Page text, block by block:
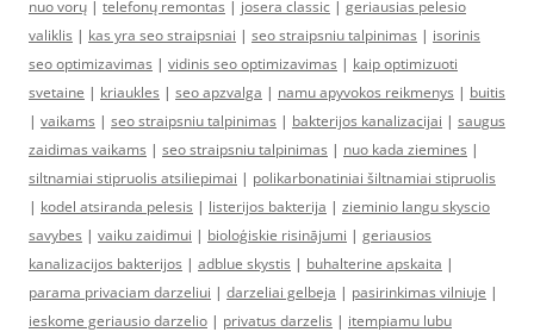
nuo vorų | telefonų remontas | josera classic | geriausias pelesio
valiklis | kas yra seo straipsniai | seo straipsniu talpinimas | isorinis
seo optimizavimas | vidinis seo optimizavimas | kaip optimizuoti
svetaine | kriaukles | seo apzvalga | namu apyvokos reikmenys | buitis
| vaikams | seo straipsniu talpinimas | bakterijos kanalizacijai | saugus
zaidimas vaikams | seo straipsniu talpinimas | nuo kada ziemines |
siltnamiai stipruolis atsiliepimai | polikarbonatiniai šiltnamiai stipruolis
| kodel atsiranda pelesis | listerijos bakterija | zieminio langu skyscio
savybes | vaiku zaidimui | bioloģiskie risinājumi | geriausios
kanalizacijos bakterijos | adblue skystis | buhalterine apskaita |
parama privaciam darzeliui | darzeliai gelbeja | pasirinkimas vilniuje |
ieskome geriausio darzelio | privatus darzelis | itempiamu lubu